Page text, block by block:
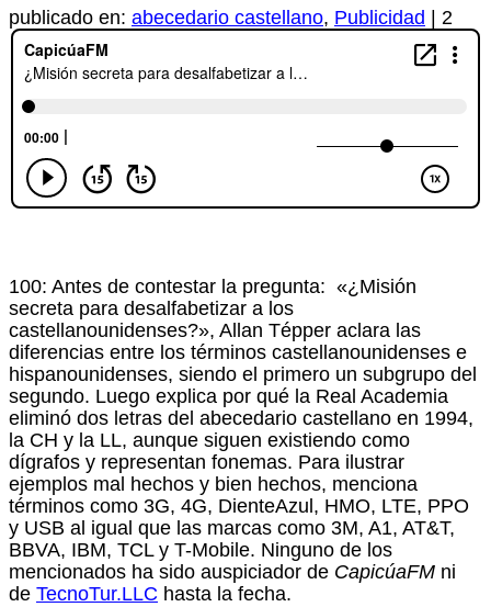
publicado en: abecedario castellano, Publicidad 2
100: Antes de contestar la pregunta: «¿Misión
secreta para desalfabetizar a los
castellanounidenses?», Allan Tépper aclara las
diferencias entre los términos castellanounidenses e
hispanounidenses, siendo el primero un subgrupo del
segundo. Luego explica por qué la Real Academia
eliminó dos letras del abecedario castellano en 1994,
la CH y la LL, aunque siguen existiendo como
dígrafos y representan fonemas. Para ilustrar
ejemplos mal hechos y bien hechos, menciona
términos como 3G, 4G, DienteAzul, HMO, LTE, PPO
y USB al igual que las marcas como 3M, A1, AT&T,
BBVA, IBM, TCL y T-Mobile. Ninguno de los
mencionados ha sido auspiciador de CapicúaFM ni
de TecnoTur.LLC hasta la fecha.